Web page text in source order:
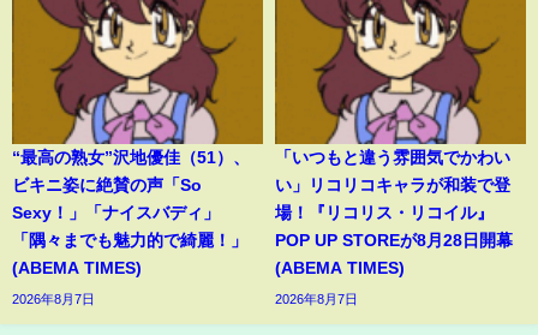
“最高の熟女”沢地優佳（51）、
ビキニ姿に絶賛の声「So
Sexy！」「ナイスバディ」
「隅々までも魅力的で綺麗！」
(ABEMA TIMES)
2026年8月7日
「いつもと違う雰囲気でかわい
い」リコリコキャラが和装で登
場！『リコリス・リコイル』
POP UP STOREが8月28日開幕
(ABEMA TIMES)
2026年8月7日